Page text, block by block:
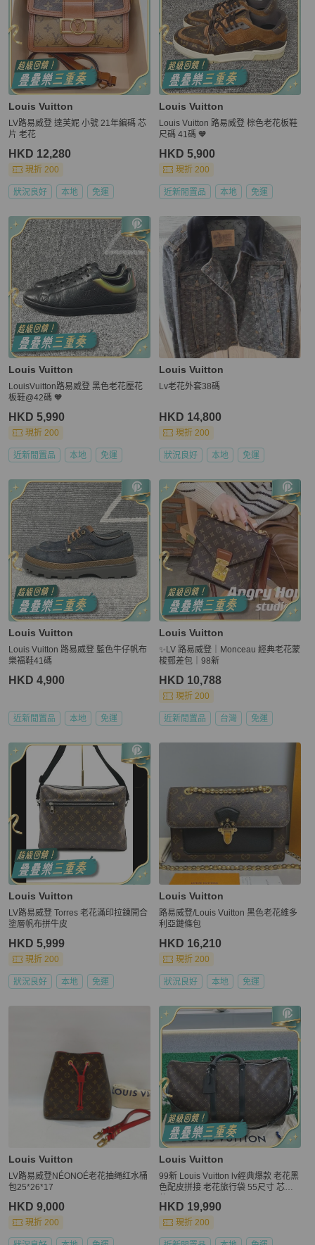
Louis Vuitton
LV路易威登 達芙妮 小號 21年編碼 芯
片 老花
HKD 12,280
現折 200
狀況良好 本地 免運
Louis Vuitton
Louis Vuitton 路易威登 棕色老花板鞋
尺碼 41碼 🧡
HKD 5,900
現折 200
近新閒置品 本地 免運
Louis Vuitton
LouisVuitton路易威登 黑色老花壓花
板鞋@42碼 🧡
HKD 5,990
現折 200
近新閒置品 本地 免運
Louis Vuitton
Lv老花外套38碼
HKD 14,800
現折 200
狀況良好 本地 免運
Louis Vuitton
Louis Vuitton 路易威登 藍色牛仔帆布
樂福鞋41碼
HKD 4,900
近新閒置品 本地 免運
Louis Vuitton
✨LV 路易威登｜Monceau 經典老花蒙
梭郵差包｜98新
HKD 10,788
現折 200
近新閒置品 台灣 免運
Louis Vuitton
LV路易威登 Torres 老花滿印拉鍊開合
塗層帆布拼牛皮
HKD 5,999
現折 200
狀況良好 本地 免運
Louis Vuitton
路易威登/Louis Vuitton 黑色老花維多
利亞鏈條包
HKD 16,210
現折 200
狀況良好 本地 免運
Louis Vuitton
LV路易威登NÉONOÉ老花抽绳红水桶
包25*26*17
HKD 9,000
現折 200
Louis Vuitton
99新 Louis Vuitton lv經典爆款 老花黑
色配皮拼接 老花旅行袋 55尺寸 芯片
HKD 19,990
現折 200